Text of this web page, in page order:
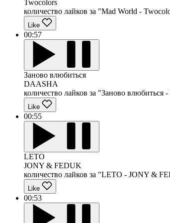
Twocolors
количество лайков за "Mad World -
Like
00:57
Заново влюбиться
DAASHA
количество лайков за "Заново
Like
00:55
LETO
JONY & FEDUK
количество лайков за "LETO - JONY &
Like
00:53